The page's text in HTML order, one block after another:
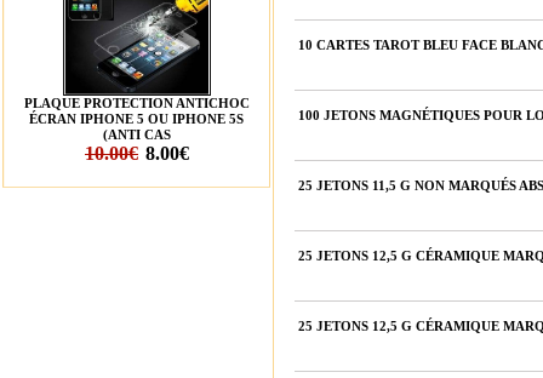
PLAQUE PROTECTION ANTICHOC
ÉCRAN IPHONE 5 OU IPHONE 5S
(ANTI CAS
10.00€ 8.00€
10 CARTES TAROT BLEU FACE
100 JETONS MAGNÉTIQUES POUR
25 JETONS 11,5 G NON MARQUÉS
25 JETONS 12,5 G CÉRAMIQUE
25 JETONS 12,5 G CÉRAMIQUE